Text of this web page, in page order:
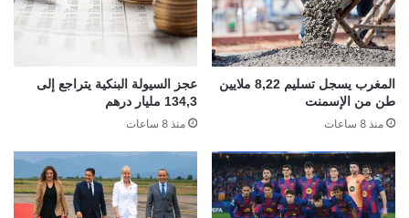
المغرب يسجل تسليم 8,22 ملايين
طن من الإسمنت
منذ 8 ساعات
عجز السيولة البنكية يتراجع إلى
134,3 مليار درهم
منذ 8 ساعات